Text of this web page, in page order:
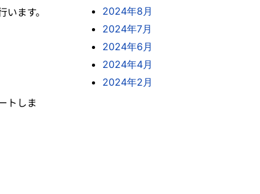
ます。
トしま
2024年8月
2024年7月
2024年6月
2024年4月
2024年2月